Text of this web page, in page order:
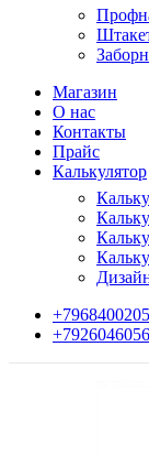
Магазин
О нас
Контакты
Прайс
Калькулятор